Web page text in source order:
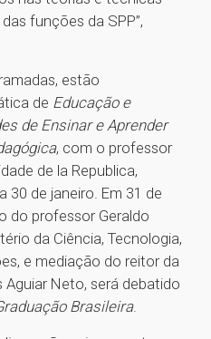
funções da SPP”,
estão
de Educação e
de Ensinar e Aprender
, com o professor
de la Republica,
30 de janeiro. Em 31 de
do professor Geraldo
da Ciência, Tecnologia,
e mediação do reitor da
Aguiar Neto, será debatido
Brasileira.